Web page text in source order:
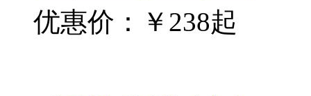
优惠价：￥238起